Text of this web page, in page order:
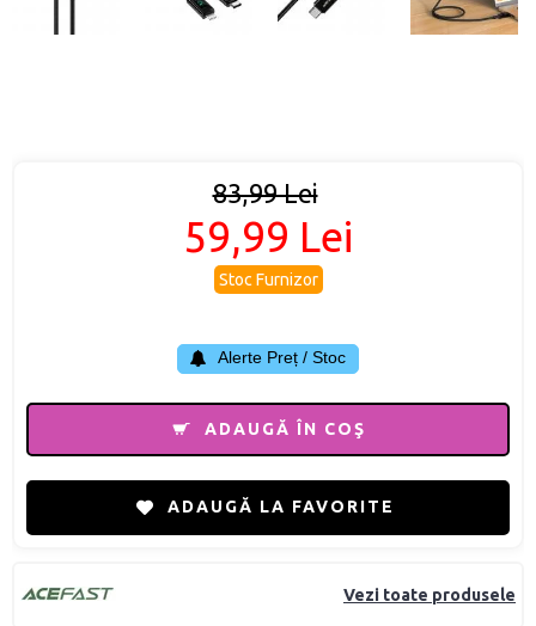
Vezi toate produsele
83,99 Lei
59,99 Lei
Stoc Furnizor
Alerte Preț / Stoc
ADAUGĂ ÎN COŞ
ADAUGĂ LA FAVORITE